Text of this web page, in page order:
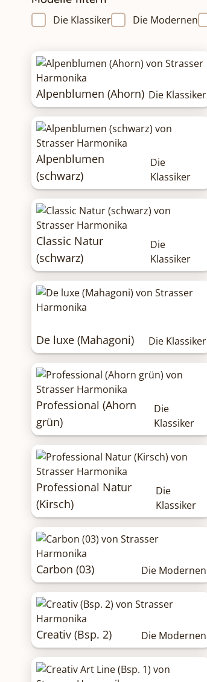
Die Klassiker Die Modernen
Alpenblumen (Ahorn) Die Klassiker
Alpenblumen
(schwarz)
Die
Klassiker
Classic Natur
(schwarz)
Die
Klassiker
De luxe (Mahagoni) Die Klassiker
Professional (Ahorn
grün)
Die
Klassiker
Professional Natur
(Kirsch)
Die
Klassiker
Carbon (03) Die Modernen
Creativ (Bsp. 2) Die Modernen